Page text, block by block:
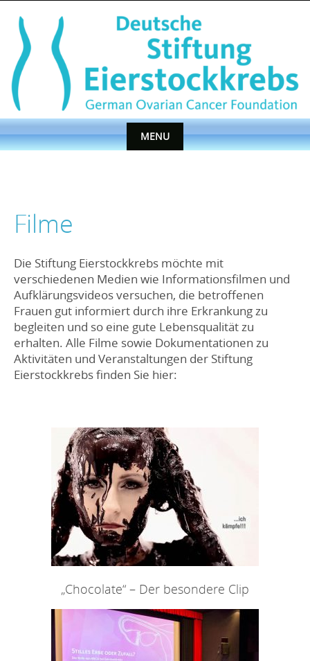
content
MENU
Filme
Die Stiftung Eierstockkrebs möchte mit
verschiedenen Medien wie Informationsfilmen und
Aufklärungsvideos versuchen, die betroffenen
Frauen gut informiert durch ihre Erkrankung zu
begleiten und so eine gute Lebensqualität zu
erhalten. Alle Filme sowie Dokumentationen zu
Aktivitäten und Veranstaltungen der Stiftung
Eierstockkrebs finden Sie hier:
„Chocolate“ – Der besondere Clip